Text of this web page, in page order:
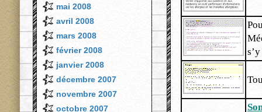
mai 2008
avril 2008
mars 2008
février 2008
janvier 2008
décembre 2007
novembre 2007
octobre 2007